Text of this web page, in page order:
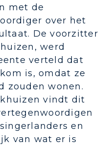
met de
over het
De voorzitter
werd
verteld dat
is, omdat ze
zouden wonen.
vindt dit
en
van wat er is